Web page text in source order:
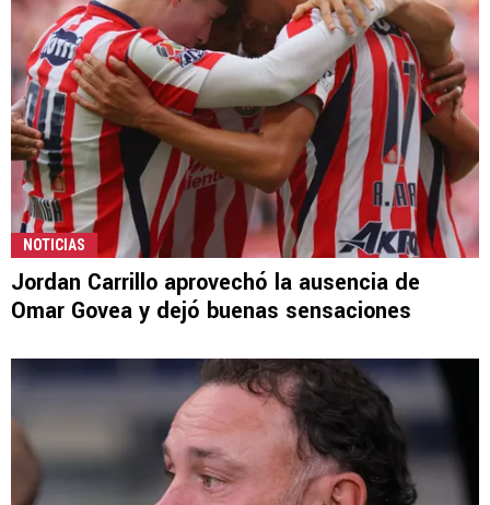
NOTICIAS
Jordan Carrillo aprovechó la ausencia de
Omar Govea y dejó buenas sensaciones